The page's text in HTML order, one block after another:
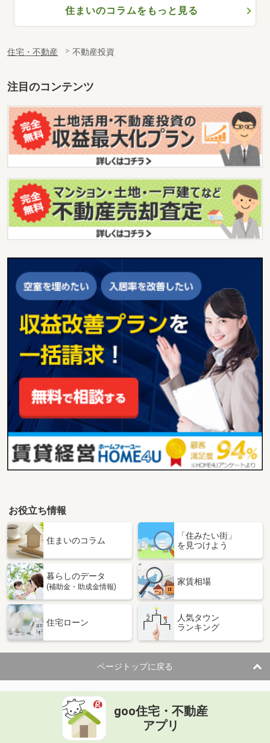
住まいのコラムをもっと見る
住宅・不動産 不動産投資
注目のコンテンツ
お役立ち情報
住まいのコラム
「住みたい街」
を見つけよう
暮らしのデータ
(補助金・助成金情報)
家賃相場
住宅ローン
人気タウン
ランキング
ページトップに戻る
goo住宅・不動産
アプリ